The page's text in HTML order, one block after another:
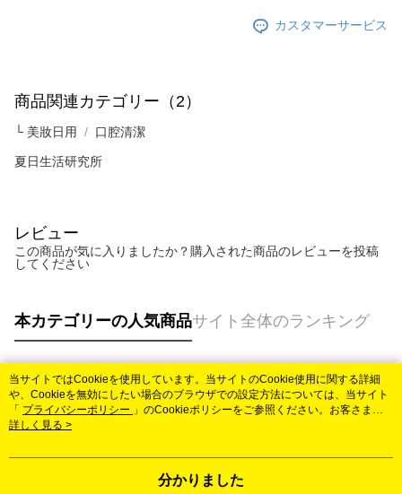
カスタマーサービス
商品関連カテゴリー（2）
└ 美妝日用 口腔清潔
夏日生活研究所
レビュー
この商品が気に入りましたか？購入された商品のレビューを投稿
してください
本カテゴリーの人気商品サイト全体のランキング
人気タグ
当サイトではCookieを使用しています。当サイトのCookie使用に関する詳細
や、Cookieを無効にしたい場合のブラウザでの設定方法については、当サイト
「 プライバシーポリシー 」のCookieポリシーをご参照ください。お客さま
が、当サイトを引き続き使用される場合、当社がサイト利用規約のCookieポリ
詳しく見る >
分かりました